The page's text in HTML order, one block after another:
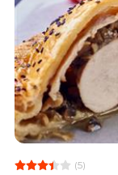
(5)